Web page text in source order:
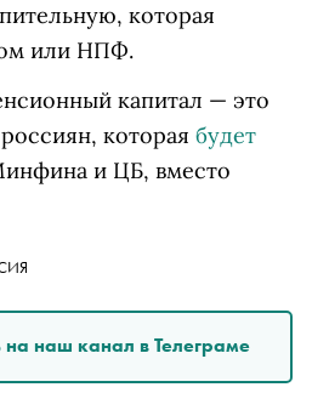
которая
или НПФ.
капитал — это
которая будет
и ЦБ, вместо
на наш канал в Телеграме